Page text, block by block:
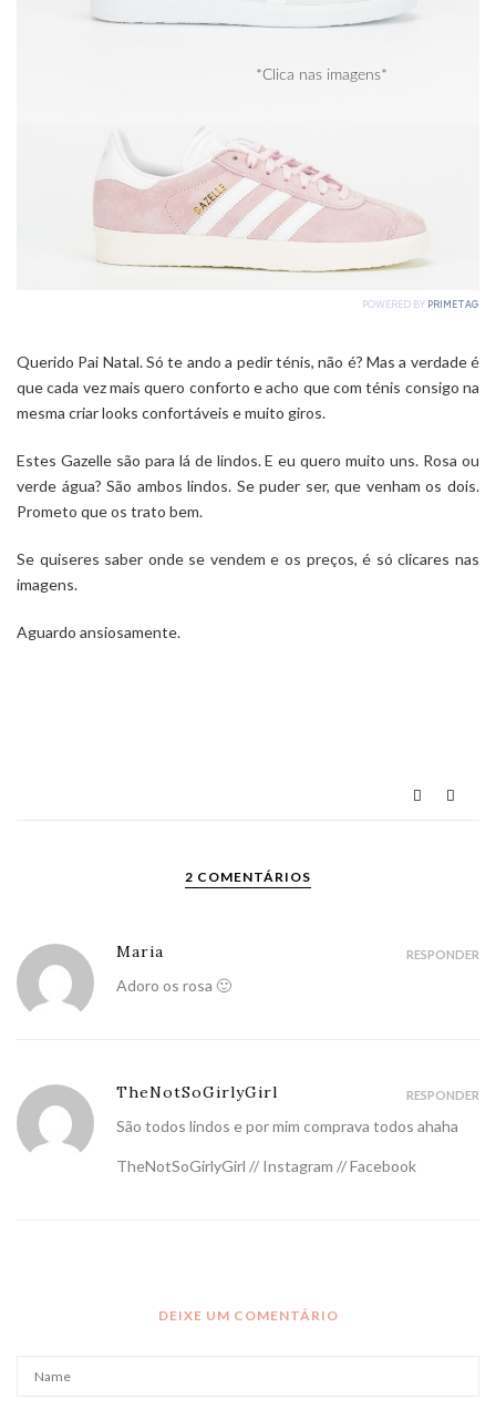
Querido Pai Natal. Só te ando a pedir ténis, não é? Mas a verdade é
que cada vez mais quero conforto e acho que com ténis consigo na
mesma criar looks confortáveis e muito giros.
Estes Gazelle são para lá de lindos. E eu quero muito uns. Rosa ou
verde água? São ambos lindos. Se puder ser, que venham os dois.
Prometo que os trato bem.
Se quiseres saber onde se vendem e os preços, é só clicares nas
imagens.
Aguardo ansiosamente.
2 COMENTÁRIOS
Maria
Adoro os rosa 🙂
RESPONDER
TheNotSoGirlyGirl
São todos lindos e por mim comprava todos ahaha
TheNotSoGirlyGirl // Instagram //Facebook
RESPONDER
DEIXE UM COMENTÁRIO